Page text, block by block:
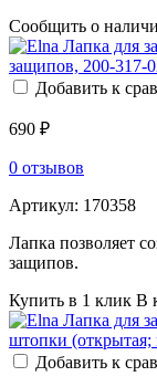
Сообщить о
защипов, 200-317-
Добавить к
690 ₽
0 отзывов
Артикул: 170358
Лапка позволяет
защипов.
Купить в 1 клик В
штопки (открытая;
Добавить к